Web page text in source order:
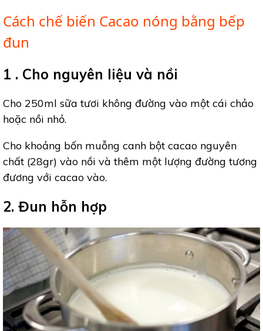
Cách chế biến Cacao nóng bằng bếp
đun
1 . Cho nguyên liệu và nồi
Cho 250ml sữa tươi không đường vào một cái chảo
hoặc nồi nhỏ.
Cho khoảng bốn muỗng canh bột cacao nguyên
chất (28gr) vào nồi và thêm một lượng đường tương
đương với cacao vào.
2. Đun hỗn hợp